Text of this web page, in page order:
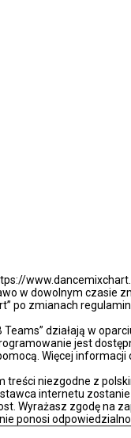
w dowolnym
po zmianach
Teams” działają w
jest
Więcej informacji
niezgodne z
internetu
Wyrażasz zgodę na
ponosi